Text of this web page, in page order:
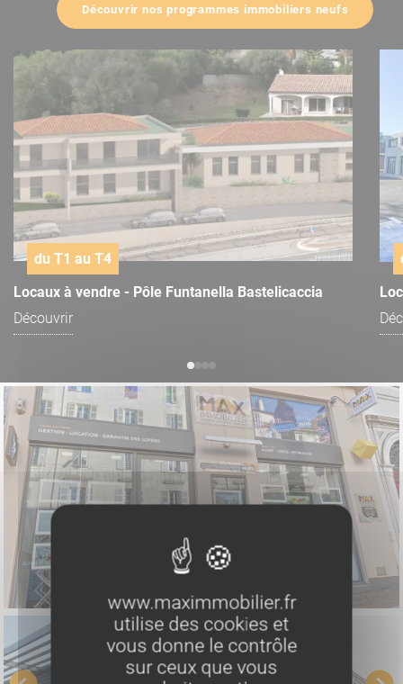
Découvrir nos programmes immobiliers neufs
du T1 au T4
Locaux à vendre - Pôle Funtanella Bastelicaccia
Découvrir
www.maximmobilier.fr
utilise des cookies et
vous donne le contrôle
sur ceux que vous